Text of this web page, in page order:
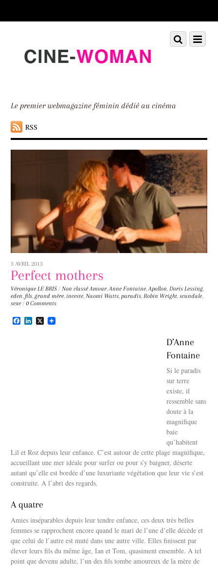
down
Le premier webmagazine féminin dédié au cinéma
RSS
Menu
Scroll
down
3 AVRIL 2013
Perfect mothers
Véronique LE BRIS / Non classé Amour,Anne Fontaine,Apollon, Doris Lessing,
eden, fils,grand mère, inceste, Naomi Watts, paradis, Robin Wright,scandale,
sexe / 0 Comments
F L X
D’Anne
Fontaine
Si le paradis
sur terre
existe, il
ressemble sans
doute à la
magnifique
baie
qu’habitent
Lil et Roz depuis leur enfance. C’est autour de cette plage magnifique,
accueillant une mer idéale pour surfer ou pour s’y baigner, déserte
autant qu’elle est bordée d’une luxuriante végétation que leur vie s’est
construite. A l’abri des regards.
A quatre
Amies inséparables depuis leur tendre enfance, ces deux très belles
femmes se rapprochent encore quand le mari de l’une d’elle décède et
que celui de l’autre est muté dans une autre ville. Elles finissent par
élever leurs fils du même âge, Ian et Tom, quasiment ensemble. A tel
point que devenu adulte, l’un des fils tombe amoureux de la mère de